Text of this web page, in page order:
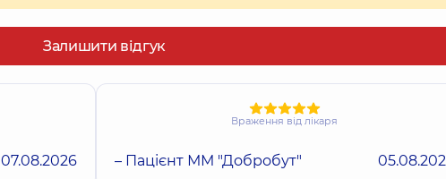
Залишити відгук
07.08.2026
Враження від лікаря
– Пацієнт ММ "Добробут"